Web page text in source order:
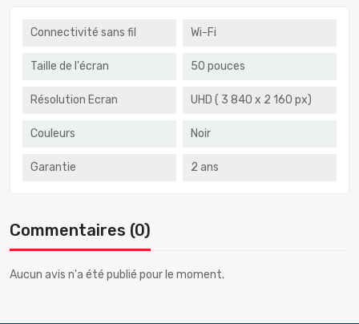
Connectivité sans fil Wi-Fi
Taille de l'écran 50 pouces
Résolution Ecran UHD ( 3 840 x 2 160 px)
Couleurs Noir
Garantie 2 ans
Commentaires (0)
Aucun avis n'a été publié pour le moment.